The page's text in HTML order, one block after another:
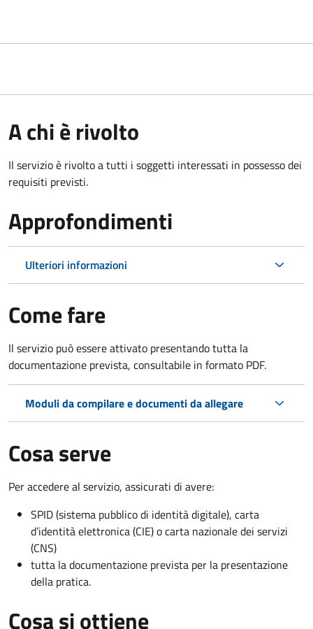
A chi è rivolto
Il servizio è rivolto a tutti i soggetti interessati in possesso dei
requisiti previsti.
Approfondimenti
Ulteriori informazioni
Come fare
Il servizio può essere attivato presentando tutta la
documentazione prevista, consultabile in formato PDF.
Moduli da compilare e documenti da allegare
Cosa serve
Per accedere al servizio, assicurati di avere:
SPID (sistema pubblico di identità digitale), carta
d’identità elettronica (CIE) o carta nazionale dei servizi
(CNS)
tutta la documentazione prevista per la presentazione
della pratica.
Cosa si ottiene